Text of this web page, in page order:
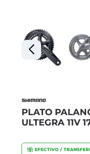
PLATO
ULTEGRA 11V
EFECTIVO /